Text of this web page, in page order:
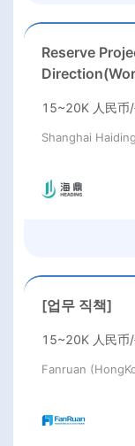
Reserve
15~20K 人民币/
Shanghai
[업무 직책]
15~20K 人民币/
Fanruan